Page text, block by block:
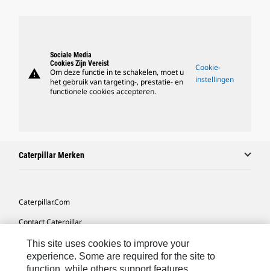
warning
Sociale Media
Cookies Zijn Vereist
Om deze functie in te schakelen, moet u
het gebruik van targeting-, prestatie- en
functionele cookies accepteren.
Cookie-
instellingen
Caterpillar Merken
Caterpillar.com
Contact Caterpillar
Mijn Marketingvoorkeuren
Site Map
This site uses cookies to improve your
experience. Some are required for the site to
function, while others support features,